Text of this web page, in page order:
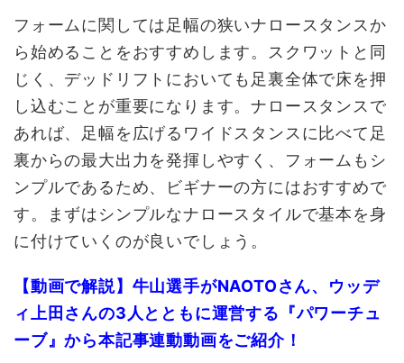
フォームに関しては足幅の狭いナロースタンスか
ら始めることをおすすめします。スクワットと同
じく、デッドリフトにおいても足裏全体で床を押
し込むことが重要になります。ナロースタンスで
あれば、足幅を広げるワイドスタンスに比べて足
裏からの最大出力を発揮しやすく、フォームもシ
ンプルであるため、ビギナーの方にはおすすめで
す。まずはシンプルなナロースタイルで基本を身
に付けていくのが良いでしょう。
【動画で解説】牛山選手がNAOTOさん、ウッデ
ィ上田さんの3人とともに運営する『パワーチュ
ーブ』から本記事連動動画をご紹介！